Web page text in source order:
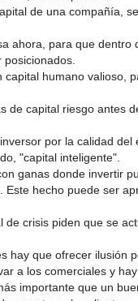
de una compañía,
ahora, para que dentro
humano valioso,
de capital riesgo antes
por la calidad del
"capital inteligente".
ganas donde invertir
hecho puede ser
de crisis piden que se
hay que ofrecer ilusión
a los comerciales y
importante que un